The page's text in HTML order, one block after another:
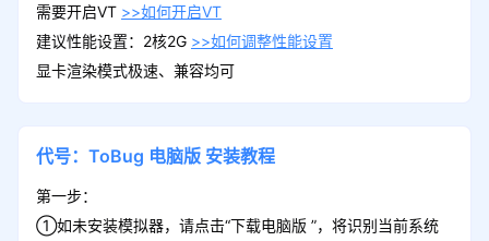
需要开启VT >>如何开启VT
建议性能设置：2核2G >>如何调整性能设置
显卡渲染模式极速、兼容均可
代号：ToBug 电脑版 安装教程
第一步：
①如未安装模拟器，请点击“下载电脑版 ”，将识别当前系统